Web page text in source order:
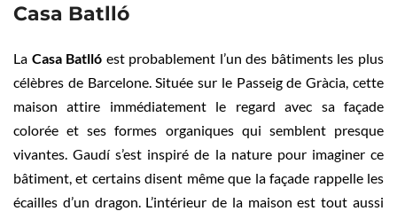
Casa Batlló
La Casa Batlló est probablement l’un des bâtiments les plus
célèbres de Barcelone. Située sur le Passeig de Gràcia, cette
maison attire immédiatement le regard avec sa façade
colorée et ses formes organiques qui semblent presque
vivantes. Gaudí s’est inspiré de la nature pour imaginer ce
bâtiment, et certains disent même que la façade rappelle les
écailles d’un dragon. L’intérieur de la maison est tout aussi